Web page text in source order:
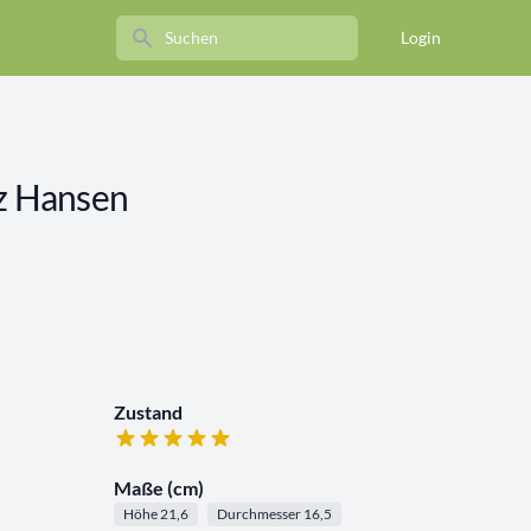
Search Login
Hansen
Zustand
Maße (cm)
Höhe 21,6 Durchmesser 16,5